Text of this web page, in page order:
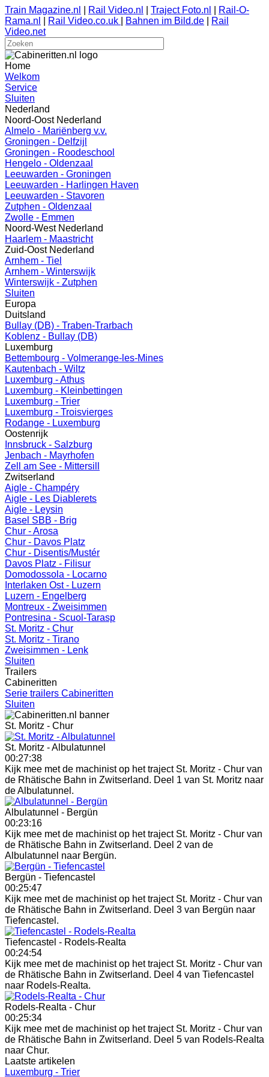
Train Magazine.nl Rail Video.nl Traject Foto.nl
Rail-O-
Rama.nl
Rail Video.co.uk Bahnen im Bild.de
Rail
Video.net
Home
Welkom
Service
Sluiten
Nederland
Noord-Oost Nederland
Almelo - Mariënberg v.v.
Groningen - Delfzijl
Groningen - Roodeschool
Hengelo - Oldenzaal
Leeuwarden - Groningen
Leeuwarden - Harlingen Haven
Leeuwarden - Stavoren
Zutphen - Oldenzaal
Zwolle - Emmen
Noord-West Nederland
Haarlem - Maastricht
Zuid-Oost Nederland
Arnhem - Tiel
Arnhem - Winterswijk
Winterswijk - Zutphen
Sluiten
Europa
Duitsland
Bullay (DB) - Traben-Trarbach
Koblenz - Bullay (DB)
Luxemburg
Bettembourg - Volmerange-les-Mines
Kautenbach - Wiltz
Luxemburg - Athus
Luxemburg - Kleinbettingen
Luxemburg - Trier
Luxemburg - Troisvierges
Rodange - Luxemburg
Oostenrijk
Innsbruck - Salzburg
Jenbach - Mayrhofen
Zell am See - Mittersill
Zwitserland
Aigle - Champéry
Aigle - Les Diablerets
Aigle - Leysin
Basel SBB - Brig
Chur - Arosa
Chur - Davos Platz
Chur - Disentis/Mustér
Davos Platz - Filisur
Domodossola - Locarno
Interlaken Ost - Luzern
Luzern - Engelberg
Montreux - Zweisimmen
Pontresina - Scuol-Tarasp
St. Moritz - Chur
St. Moritz - Tirano
Zweisimmen - Lenk
Sluiten
Trailers
Cabineritten
Serie trailers Cabineritten
Sluiten
St. Moritz - Chur
St. Moritz - Albulatunnel
00:27:38
Kijk mee met de machinist op het traject St. Moritz - Chur van
de Rhätische Bahn in Zwitserland. Deel 1 van St. Moritz naar
de Albulatunnel.
Albulatunnel - Bergün
00:23:16
Kijk mee met de machinist op het traject St. Moritz - Chur van
de Rhätische Bahn in Zwitserland. Deel 2 van de
Albulatunnel naar Bergün.
Bergün - Tiefencastel
00:25:47
Kijk mee met de machinist op het traject St. Moritz - Chur van
de Rhätische Bahn in Zwitserland. Deel 3 van Bergün naar
Tiefencastel.
Tiefencastel - Rodels-Realta
00:24:54
Kijk mee met de machinist op het traject St. Moritz - Chur van
de Rhätische Bahn in Zwitserland. Deel 4 van Tiefencastel
naar Rodels-Realta.
Rodels-Realta - Chur
00:25:34
Kijk mee met de machinist op het traject St. Moritz - Chur van
de Rhätische Bahn in Zwitserland. Deel 5 van Rodels-Realta
naar Chur.
Laatste artikelen
Luxemburg - Trier